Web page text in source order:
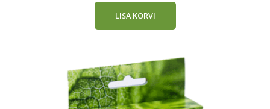
LISA KORVI